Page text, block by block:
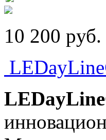
10 200 pуб.